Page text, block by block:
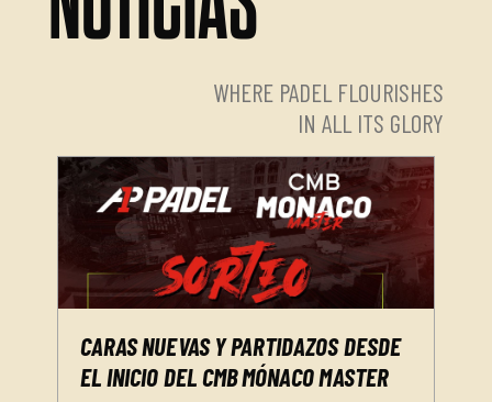
WHERE PADEL FLOURISHES
IN ALL ITS GLORY
CARAS NUEVAS Y PARTIDAZOS DESDE
EL INICIO DEL CMB MÓNACO MASTER